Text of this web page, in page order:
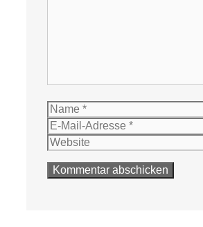
Name